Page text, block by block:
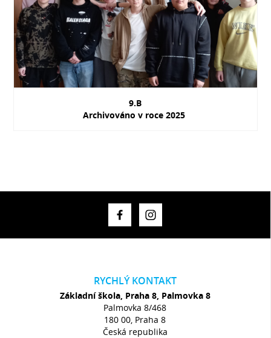
9.B
Archivováno v roce 2025
RYCHLÝ KONTAKT
Základní škola, Praha 8, Palmovka 8
Palmovka 8/468
180 00, Praha 8
Česká republika